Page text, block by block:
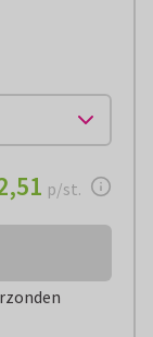
2,51 per stuk
p/st.